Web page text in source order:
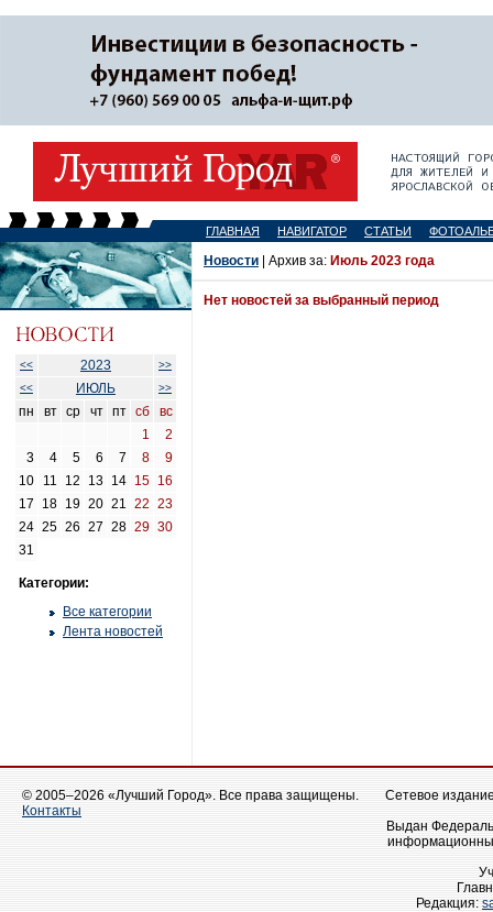
ГЛАВНАЯ НАВИГАТОР СТАТЬИ
<< 2023
>>
<<
ИЮЛЬ >>
пн вт ср чт пт сб
вс
1
2
3
4 5 6 7 8
9
10
11 12 13 14 15 16
17
18 19 20 21 22 23
24 25 26 27 28 29 30
31
Категории:
Все категории
Лента новостей
Новости | Архив за: Июль 2023 года
Нет новостей за выбранный период
© 2005–2026 «Лучший Город». Все права защищены.
Контакты
Сетевое
Выдан
Редакция: